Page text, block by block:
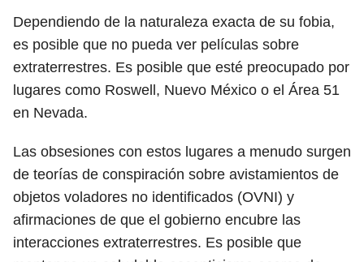
Dependiendo de la naturaleza exacta de su fobia,
es posible que no pueda ver películas sobre
extraterrestres. Es posible que esté preocupado por
lugares como Roswell, Nuevo México o el Área 51
en Nevada.
Las obsesiones con estos lugares a menudo surgen
de teorías de conspiración sobre avistamientos de
objetos voladores no identificados (OVNI) y
afirmaciones de que el gobierno encubre las
interacciones extraterrestres. Es posible que